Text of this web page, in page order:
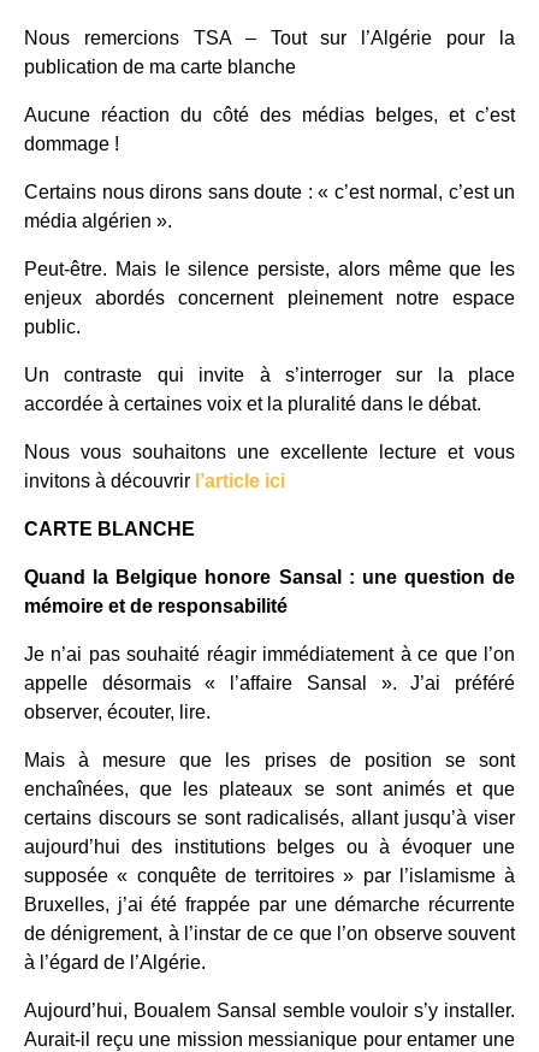
Nous remercions TSA – Tout sur l’Algérie pour la
publication de ma carte blanche
Aucune réaction du côté des médias belges, et c’est
dommage !
Certains nous dirons sans doute : « c’est normal, c’est un
média algérien ».
Peut-être. Mais le silence persiste, alors même que les
enjeux abordés concernent pleinement notre espace
public.
Un contraste qui invite à s’interroger sur la place
accordée à certaines voix et la pluralité dans le débat.
Nous vous souhaitons une excellente lecture et vous
invitons à découvrir l’article ici
CARTE BLANCHE
Quand la Belgique honore Sansal : une question de
mémoire et de responsabilité
Je n’ai pas souhaité réagir immédiatement à ce que l’on
appelle désormais « l’affaire Sansal ». J’ai préféré
observer, écouter, lire.
Mais à mesure que les prises de position se sont
enchaînées, que les plateaux se sont animés et que
certains discours se sont radicalisés, allant jusqu’à viser
aujourd’hui des institutions belges ou à évoquer une
supposée « conquête de territoires » par l’islamisme à
Bruxelles, j’ai été frappée par une démarche récurrente
de dénigrement, à l’instar de ce que l’on observe souvent
à l’égard de l’Algérie.
Aujourd’hui, Boualem Sansal semble vouloir s’y installer.
Aurait-il reçu une mission messianique pour entamer une